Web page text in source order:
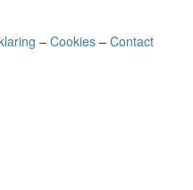
– Cookies – Contact